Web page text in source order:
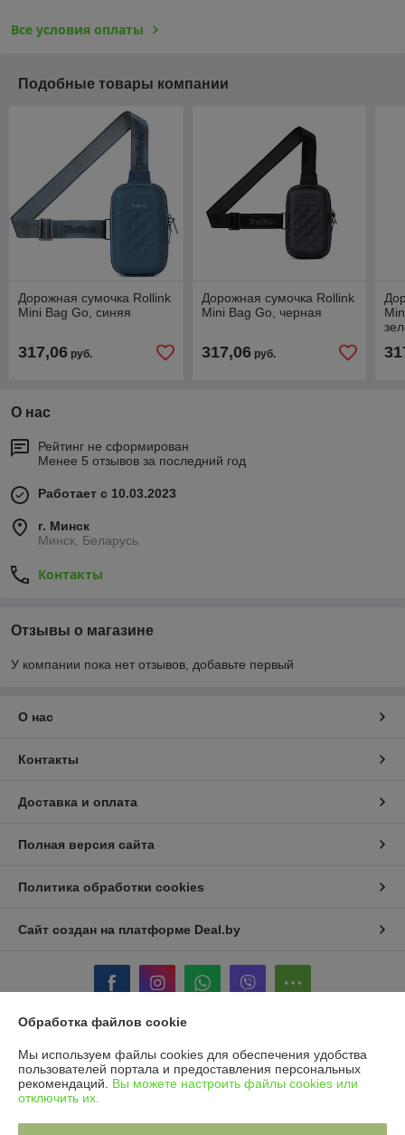
Все условия оплаты
Подобные товары компании
Дорожная сумочка Rollink
Mini Bag Go, синяя
317,06 руб.
Дорожная сумочка Rollink
Mini Bag Go, черная
317,06руб.
О нас
Рейтинг не сформирован
Менее 5 отзывов за последний год
Работает с 10.03.2023
г. Минск
Минск, Беларусь
Контакты
Отзывы о магазине
У компании пока нет отзывов, добавьте первый
О нас
Контакты
Доставка и оплата
Полная версия сайта
Политика обработки cookies
Сайт создан на платформе Deal.by
Информация для покупателя
Юридическое лицо:OOO "Юнитад Промо"
220092, Республика Беларусь, г. Минск, ул. Берута, 3Б, пом. 2, к. 37/1
Регистрационный номер ЕГР: 193668438
Обработка файлов cookie
Мы используем файлы cookies для обеспечения удобства
пользователей портала и предоставления персональных
рекомендаций. Вы можете настроить файлы cookies или
отключить их.